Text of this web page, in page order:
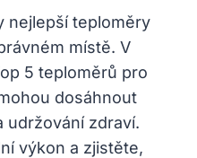
nejlepší teploměry
místě. V
5 teploměrů pro
dosáhnout
udržování zdraví.
výkon a zjistěte,